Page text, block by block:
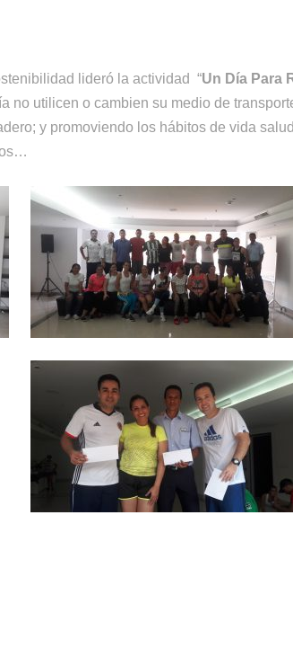
lideró la actividad “Un Día Para
no utilicen o cambien su medio de
y promoviendo los hábitos de vida